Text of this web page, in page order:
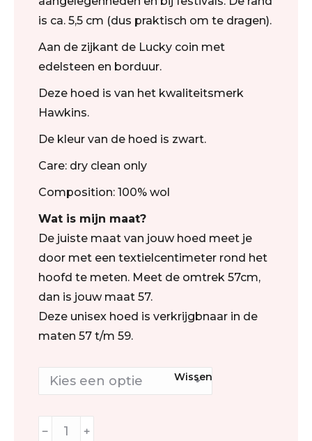
is ca. 5,5 cm (dus praktisch om te dragen).
Aan de zijkant de Lucky coin met
edelsteen en borduur.
Deze hoed is van het kwaliteitsmerk
Hawkins.
De kleur van de hoed is zwart.
Care: dry clean only
Composition: 100% wol
Wat is mijn maat?
De juiste maat van jouw hoed meet je
door met een textielcentimeter rond het
hoofd te meten. Meet de omtrek 57cm,
dan is jouw maat 57.
Deze unisex hoed is verkrijgbnaar in de
maten 57 t/m 59.
Wissen
﹣ ﹢